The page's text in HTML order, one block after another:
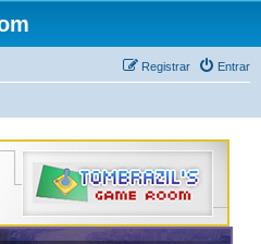
Entrar
Registrar